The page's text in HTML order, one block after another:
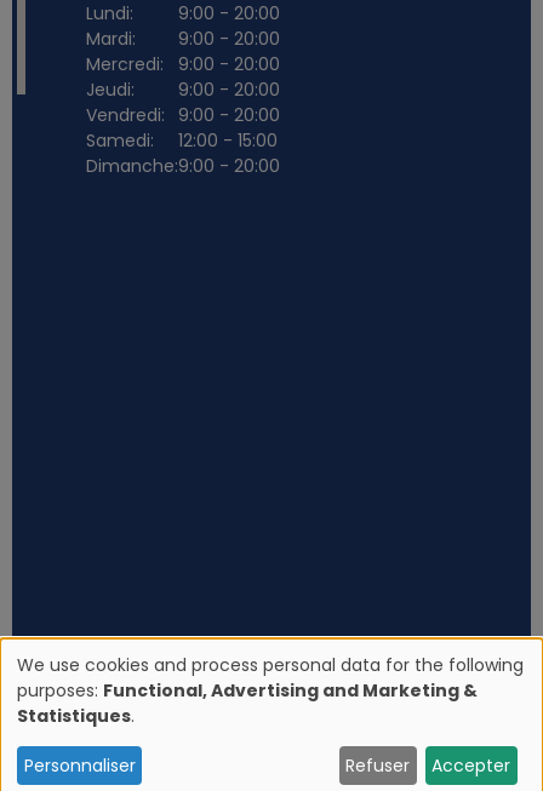
Lundi:
Mardi:
Mercredi:
Jeudi:
Vendredi:
Samedi:
Dimanche:
9:00 - 20:00
9:00 - 20:00
9:00 - 20:00
9:00 - 20:00
9:00 - 20:00
12:00 - 15:00
9:00 - 20:00
U
s
We use cookies and process personal data for the following
purposes: Functional, Advertising and Marketing &
Statistiques.
Personnaliser Refuser Accepter